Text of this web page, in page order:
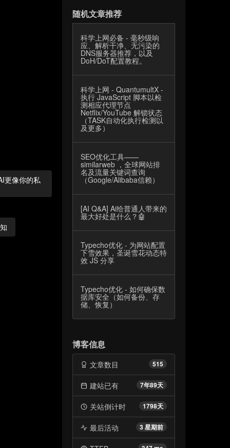
更像你的私
随机文章推荐
科学上网必备 - 毫秒级响
应、解析干净、无污染的
DNS服务器推荐，以及
DoH/DoT配置教程。
科学上网 - QuantumultX -
执行 JavaScript 脚本以检
测相应代理节点
Netflix/YouTube 解锁状态
（TASK自动化执行检测以
及更多）
SEO优化工具——
similarweb ，全球网站排
名及流量关键词查询
（Google/Alibaba信赖）
[AI Q&A] Ai给普通人带来的
最大好处是什么？🤖
Typecho优化 - 为网站配置
下雪效果，圣诞雪花动态特
效 JS 分享
Typecho优化 - 如何确保数
据库安全（如何备份、存
储、恢复）
博客信息
515
文章数目
7年89天
建站已有
1798天
关站倒计时
3 星期前
最后活动